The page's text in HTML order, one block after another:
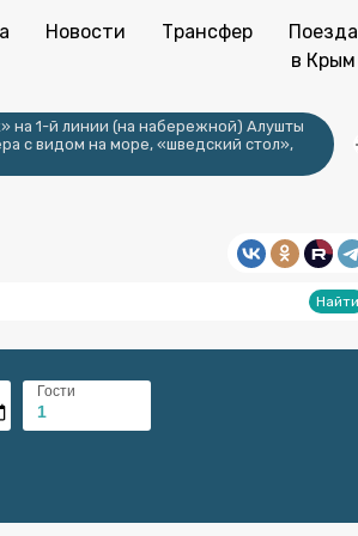
Новости Трансфер
Поезда
в Крым
на 1-й линии (на набережной) Алушты
с видом на море, «шведский стол»,
Гости